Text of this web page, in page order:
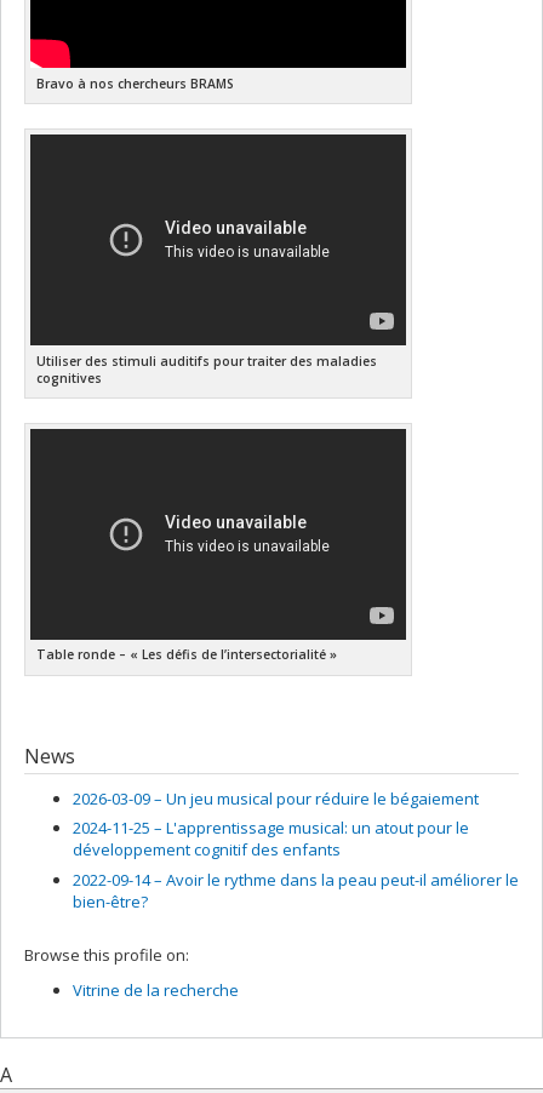
Bravo à nos chercheurs BRAMS
Utiliser des stimuli auditifs pour traiter des maladies
cognitives
Table ronde – « Les défis de l’intersectorialité »
News
2026-03-09 – Un jeu musical pour réduire le bégaiement
2024-11-25 – L'apprentissage musical: un atout pour le
développement cognitif des enfants
2022-09-14 – Avoir le rythme dans la peau peut-il améliorer le
bien-être?
Browse this profile on:
Vitrine de la recherche
A